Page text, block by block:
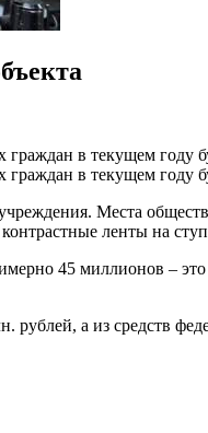
в текущем году
в текущем году
Места
ленты на
45 миллионов –
а из средств